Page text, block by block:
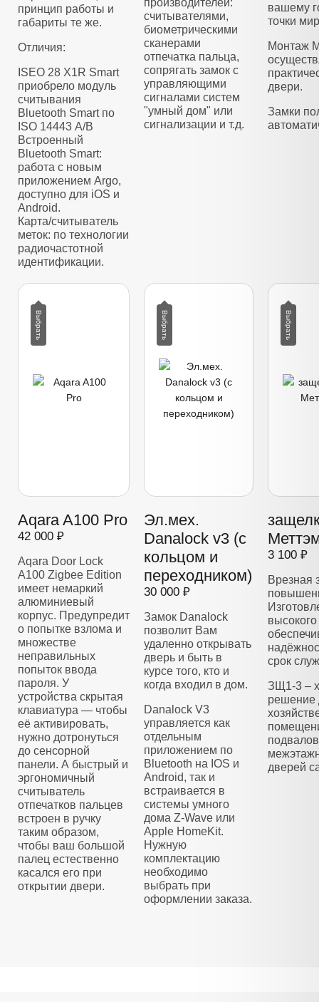
принцип работы и
габариты те же.
Отличия:
ISEO 28 X1R Smart
приобрело модуль
считывания
Bluetooth Smart по
ISO 14443 А/B
Встроенный
Bluetooth Smart:
работа с новым
приложением Argo,
доступно для iOS и
Android.
Карта/считыватель
меток: по технологии
радиочастотной
идентификации.
считывателями,
биометрическими
сканерами
отпечатка пальца,
сопрягать замок с
управляющими
сигналами систем
"умный дом" или
сигнализации и т.д.
вашему
точки
Монтаж
двери.
Замки
Aqara A100 Pro
42 000 ₽
Aqara Door Lock
A100 Zigbee Edition
имеет немаркий
алюминиевый
корпус. Предупредит
о попытке взлома и
множестве
неправильных
попыток ввода
пароля. У
устройства скрытая
клавиатура — чтобы
её активировать,
нужно дотронуться
до сенсорной
панели. А быстрый и
эргономичный
считыватель
отпечатков пальцев
встроен в ручку
таким образом,
чтобы ваш большой
палец естественно
касался его при
открытии двери.
Эл.мех.
Danalock v3 (с
кольцом и
переходником)
30 000 ₽
Замок Danalock
позволит Вам
удаленно открывать
дверь и быть в
курсе того, кто и
когда входил в дом.
Danalock V3
управляется как
отдельным
приложением по
Bluetooth на IOS и
Android, так и
встраивается в
системы умного
дома Z-Wave или
Apple HomeKit.
Нужную
комплектацию
необходимо
выбрать при
оформлении заказа.
3 100 ₽
Врезная
высокого
срок
ЗЩ1-3 –
решение
дверей